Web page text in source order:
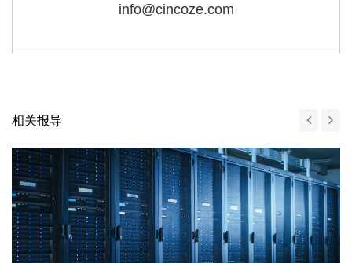
info@cincoze.com
相关报导